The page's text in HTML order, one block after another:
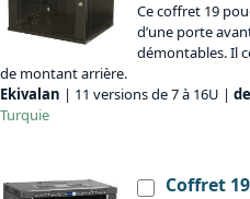
Ce coffret 19
d’une porte
démontables. Il
de montant arrière.
Ekivalan | 11 versions de 7 à 16U |
Turquie
Coffret